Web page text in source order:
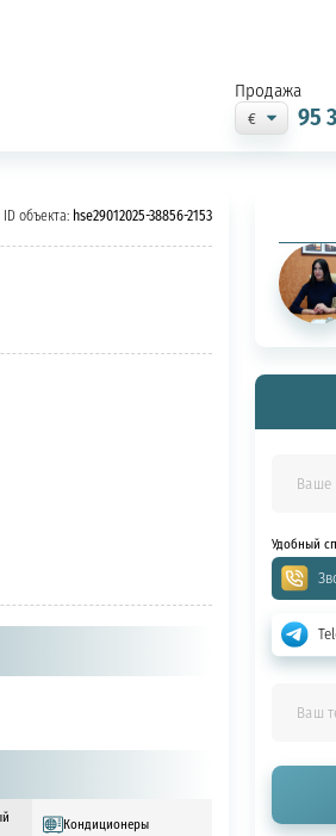
Продажа
95
ID объекта: hse29012025-38856-2153
Кондиционеры
Удобный